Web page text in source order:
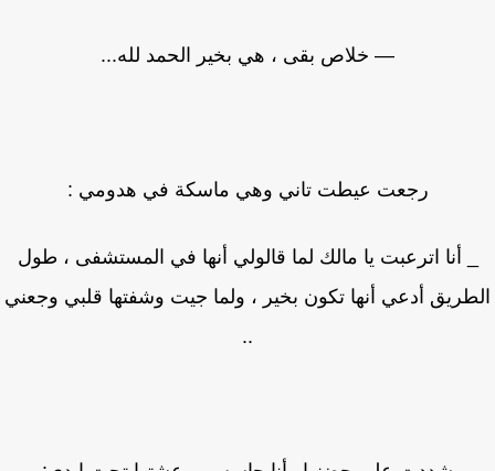
— خلاص بقى ، هي بخير الحمد لله...
رجعت عيطت تاني وهي ماسكة في هدومي :
أنا اترعبت يا مالك لما قالولي أنها في المستشفى ، طول
أدعي أنها تكون بخير ، ولما جيت وشفتها قلبي وجعني